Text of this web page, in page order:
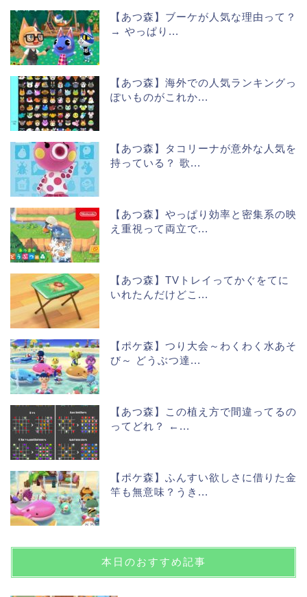
【あつ森】ブーケが人気な理由って？
→ やっぱり...
【あつ森】海外での人気ランキングっ
ぽいものがこれか...
【あつ森】タコリーナが意外な人気を
持っている？ 歌...
【あつ森】やっぱり効率と密集系の映
え重視って両立で...
【あつ森】TVトレイってかぐをてに
いれたんだけどこ...
【ポケ森】つり大会～わくわく水あそ
び～ どうぶつ達...
【あつ森】この植え方で間違ってるの
ってどれ？ ←...
【ポケ森】ふんすい欲しさに借りた金
竿も無意味？うき...
本日のおすすめ記事